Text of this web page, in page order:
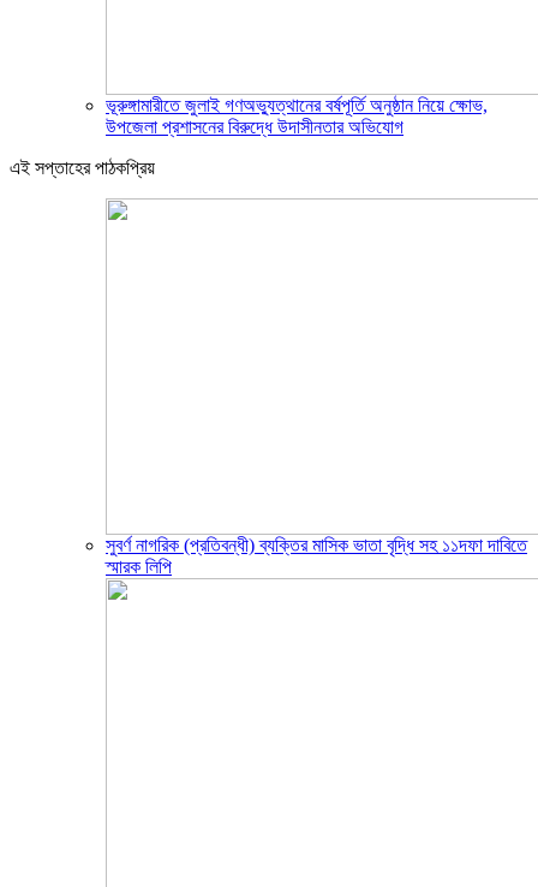
ভূরুঙ্গামারীতে জুলাই গণঅভ্যুত্থানের বর্ষপূর্তি অনুষ্ঠান নিয়ে ক্ষোভ,
উপজেলা প্রশাসনের বিরুদ্ধে উদাসীনতার অভিযোগ
এই সপ্তাহের পাঠকপ্রিয়
সুবর্ণ নাগরিক (প্রতিবন্ধী) ব্যক্তির মাসিক ভাতা বৃদ্ধি সহ ১১দফা দাবিতে
স্মারক লিপি